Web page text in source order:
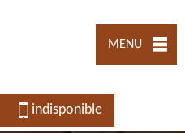
MENU
indisponible